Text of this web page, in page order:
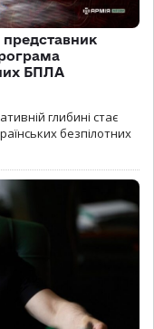
представник
БПЛА
глибині стає
безпілотних